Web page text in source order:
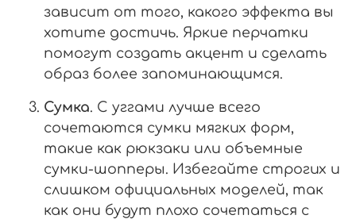
зависит от того, какого эффекта вы
хотите достичь. Яркие перчатки
помогут создать акцент и сделать
образ более запоминающимся.
Сумка. С уггами лучше всего
сочетаются сумки мягких форм,
такие как рюкзаки или объемные
сумки-шопперы. Избегайте строгих и
слишком официальных моделей, так
как они будут плохо сочетаться с